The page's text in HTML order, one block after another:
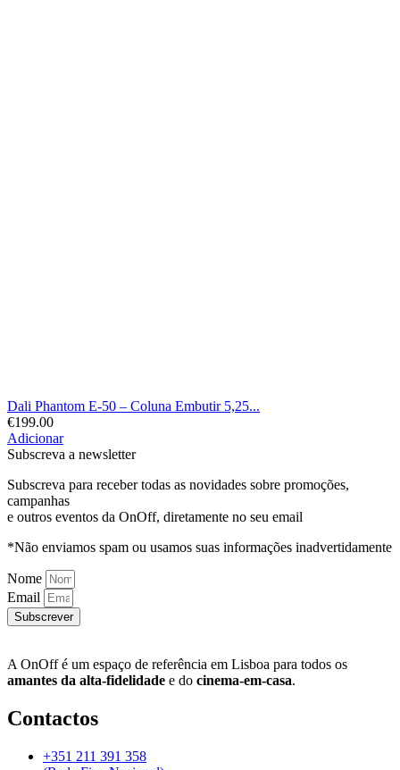
Dali Phantom E-50 – Coluna Embutir 5,25...
€199.00
Adicionar
Subscreva a newsletter
Subscreva para receber todas as novidades sobre promoções,
campanhas
e outros eventos da OnOff, diretamente no seu email
*Não enviamos spam ou usamos suas informações inadvertidamente
Nome
Email
Subscrever
A OnOff é um espaço de referência em Lisboa para todos os
amantes da alta-fidelidade e do cinema-em-casa.
Contactos
+351 211 391 358